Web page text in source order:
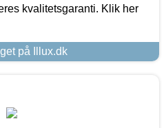
kvalitetsgaranti. Klik her
på Illux.dk